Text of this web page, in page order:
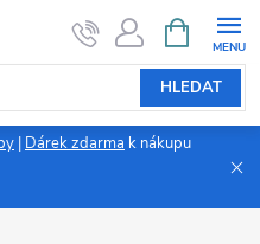
HLEDAT
NÁKUPNÍ
KOŠÍK
Dárek zdarma k nákupu